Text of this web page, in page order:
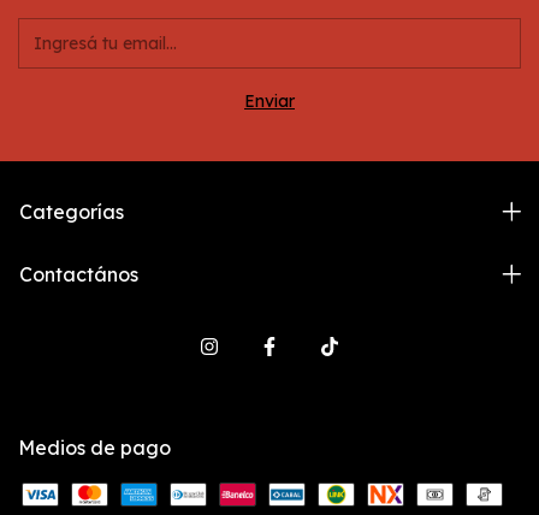
Categorías
Contactános
Medios de pago